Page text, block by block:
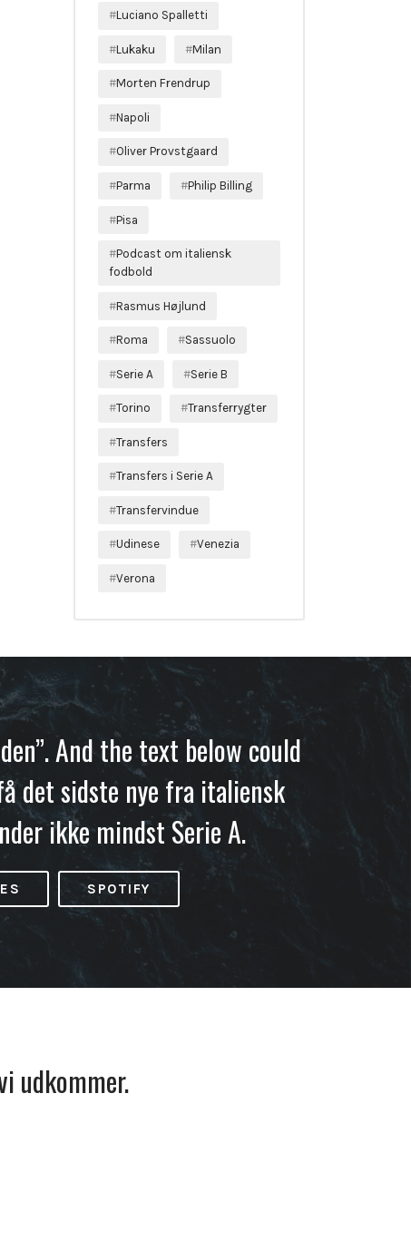
Luciano Spalletti
Lukaku Milan
Morten Frendrup
Napoli
Oliver Provstgaard
Parma Philip Billing
Pisa
Podcast om italiensk
fodbold
Rasmus Højlund
Roma Sassuolo
Serie A Serie B
Torino Transferrygter
Transfers
Transfers i Serie A
Transfervindue
Udinese Venezia
Verona
And the text below could
det sidste nye fra italiensk
ikke mindst Serie A.
SPOTIFY
udkommer.